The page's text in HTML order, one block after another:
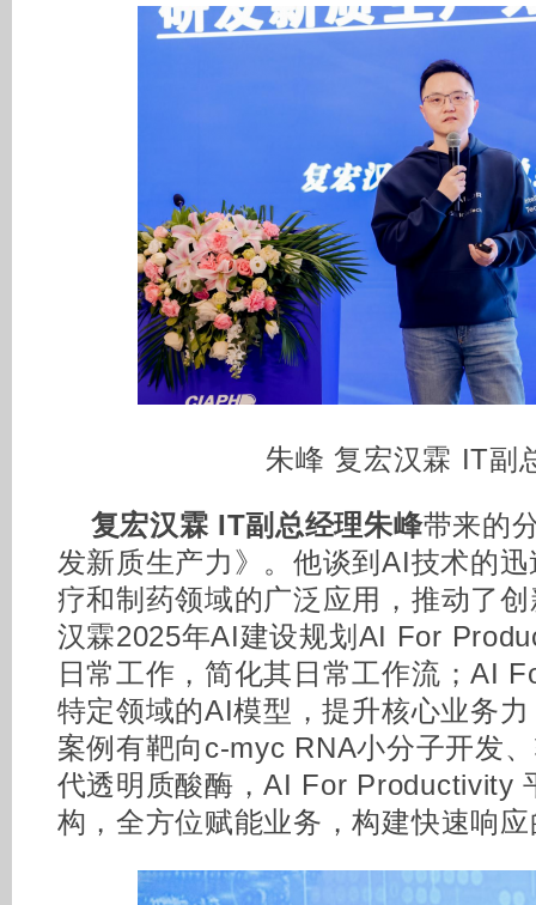
朱峰 复宏汉霖 IT副
复宏汉霖 IT副总经理朱峰带来的
发新质生产力》。他谈到AI技术的
疗和制药领域的广泛应用，推动了
汉霖2025年AI建设规划AI For
日常工作，简化其日常工作流；AI
特定领域的AI模型，提升核心业务
案例有靶向c-myc RNA小分子开发
代透明质酸酶，AI For Productivity
构，全方位赋能业务，构建快速响